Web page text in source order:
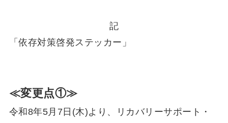
記
「依存対策啓発ステッカー」
≪変更点①≫
令和8年5月7日(木)より、リカバリーサポート・